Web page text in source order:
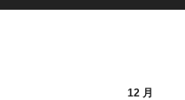
12 月